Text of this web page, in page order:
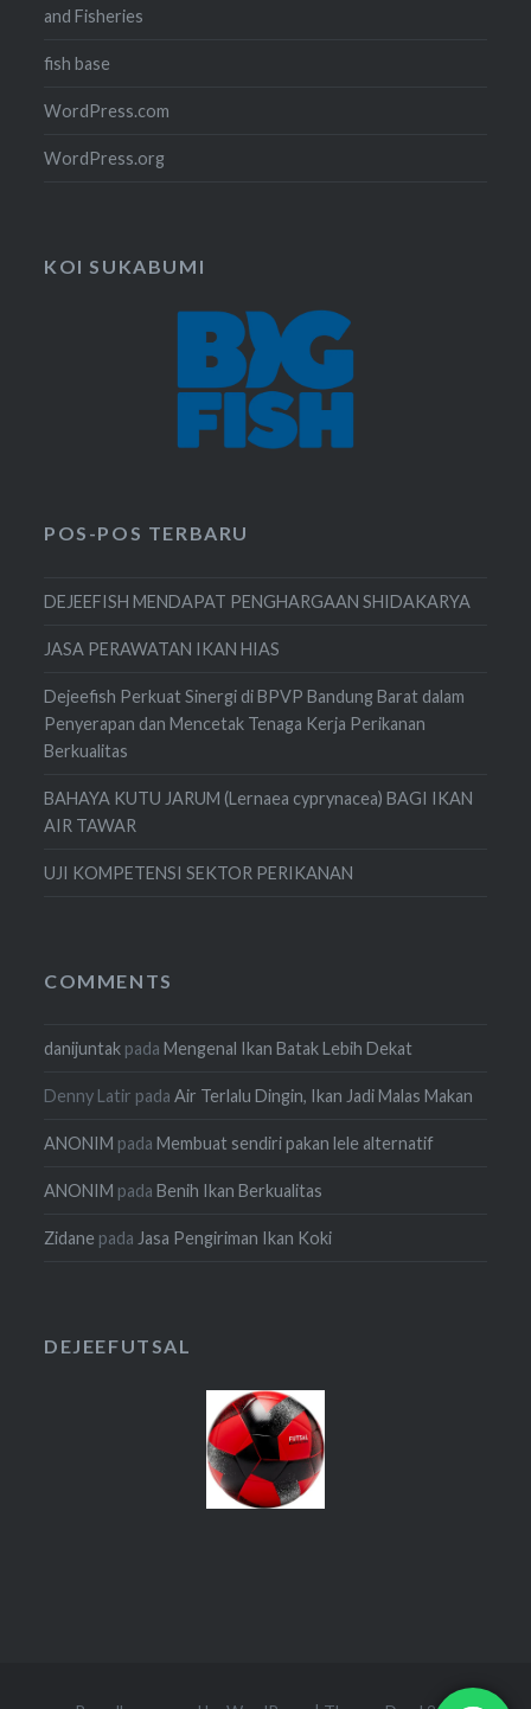
and Fisheries
fish base
WordPress.com
WordPress.org
KOI SUKABUMI
POS-POS TERBARU
DEJEEFISH MENDAPAT PENGHARGAAN SHIDAKARYA
JASA PERAWATAN IKAN HIAS
Dejeefish Perkuat Sinergi di BPVP Bandung Barat dalam
Penyerapan dan Mencetak Tenaga Kerja Perikanan
Berkualitas
BAHAYA KUTU JARUM (Lernaea cyprynacea) BAGI IKAN
AIR TAWAR
UJI KOMPETENSI SEKTOR PERIKANAN
COMMENTS
danijuntak padaMengenal Ikan Batak Lebih Dekat
Denny Latir padaAir Terlalu Dingin, Ikan Jadi Malas Makan
ANONIM padaMembuat sendiri pakan lele alternatif
ANONIM padaBenih Ikan Berkualitas
Zidane padaJasa Pengiriman Ikan Koki
DEJEEFUTSAL